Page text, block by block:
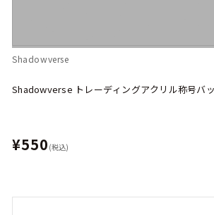
Shadowverse
Shadowverse トレーディングアクリル称号バ
¥550 (税込)